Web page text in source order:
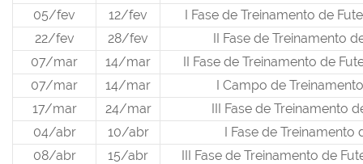
05/fev
12/fev
I Fase de Treinamento de
22/fev
28/fev
II Fase de Treinamento
07/mar
14/mar
II Fase de Treinamento de
07/mar
14/mar
I Campo de
17/mar
24/mar
III Fase de Treinamento
04/abr
10/abr
I Fase de Treinamento
08/abr
15/abr
III Fase de Treinamento de